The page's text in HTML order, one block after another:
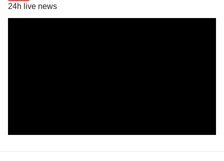
24h live news